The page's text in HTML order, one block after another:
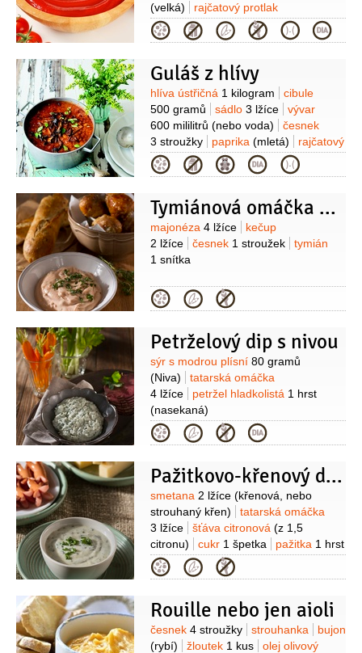
(velká)
rajčatový protlak
125 mililitrů
rajčata sušená
125 mililitrů
olej olivový
(nasekaná)
pepř černý
(mletý)
sůl (dle chuti)
Kategorie
Guláš z hlívy
Suroviny
hlíva ústřičná 1 kilogram
cibule
500 gramů
sádlo 3 lžíce
vývar
600 mililitrů (nebo voda)
česnek
3 stroužky
paprika (mletá)
rajčatový
protlak2 lžíce
majoránka
1 lžíce
kmín1 lžička
Kategorie
Tymiánová omáčka s česnekem
Suroviny
majonéza 4 lžíce
kečup
2 lžíce
česnek 1 stroužek
tymián
1 snítka
Kategorie
Petrželový dip s nivou
Suroviny
sýr s modrou plísní 80 gramů
(Niva)
tatarská omáčka
4 lžíce
petržel hladkolistá 1 hrst
(nasekaná)
Kategorie
Pažitkovo-křenový dresink
Suroviny
smetana 2 lžíce (křenová, nebo
strouhaný křen)
tatarská omáčka
3 lžíce
šťáva citronová (z 1,5
citronu)
cukr 1 špetka pažitka 1 hrst
(najemno nakrájená)
Kategorie
Rouille nebo jen aioli
Suroviny
česnek 4 stroužky strouhanka
bujon
(rybí)
žloutek 1 kus
olej olivový